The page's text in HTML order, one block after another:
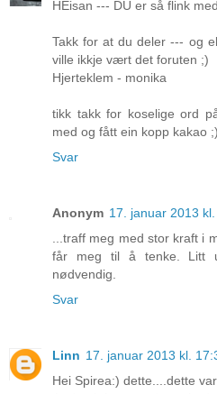
HEisan --- DU er så flink med
Takk for at du deler --- og
ville ikkje vært det foruten ;)
Hjerteklem - monika
tikk takk for koselige ord
med og fått ein kopp kakao ;)
Svar
Anonym 17. januar 2013
...traff meg med stor kraft i
får meg til å tenke. Litt
nødvendig.
Svar
Linn 17. januar 2013 kl.
Hei Spirea:) dette....dette